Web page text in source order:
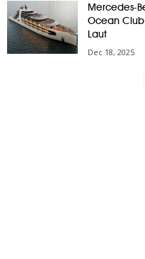
Mercedes-
Ocean
Laut
Dec 18, 2025